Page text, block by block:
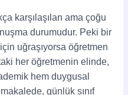
karşılaşılan ama çoğu
durumudur. Peki bir
uğraşıyorsa öğretmen
her öğretmenin elinde,
hem duygusal
günlük sınıf